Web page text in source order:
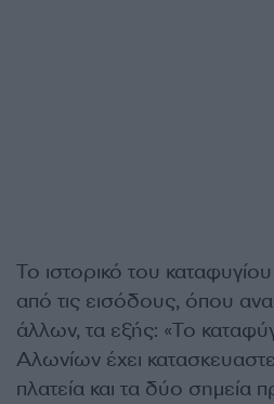
Το ιστορικό του
από τις εισόδους, όπου
άλλων, τα εξής: «Το
Αλωνίων έχει
πλατεία και τα δύο σημεία